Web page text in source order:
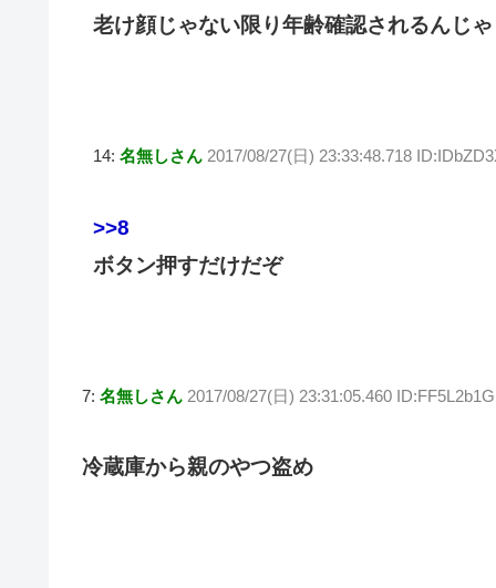
老け顔じゃない限り年齢確認されるんじゃ
14: 名無しさん 2017/08/27(日) 23:33:48.718
>>8
ボタン押すだけだぞ
7: 名無しさん 2017/08/27(日) 23:31:05.460
冷蔵庫から親のやつ盗め